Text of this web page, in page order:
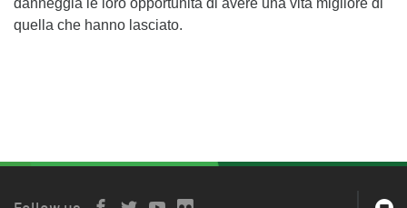
quella che hanno lasciato.